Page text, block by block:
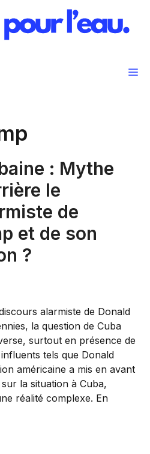
: Mythe
le
de
et de son
?
alarmiste de Donald
la question de Cuba
surtout en présence de
tels que Donald
américaine a mis en avant
la situation à Cuba,
réalité complexe. En